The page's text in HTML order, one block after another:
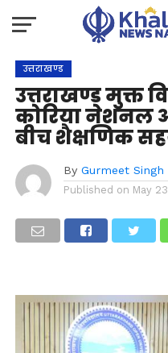
उत्तराखण्ड
उत्तराखण्ड मुक्त
कोरिया नेशनल
बीच शैक्षणिक
By Gurmeet Singh
Published on May